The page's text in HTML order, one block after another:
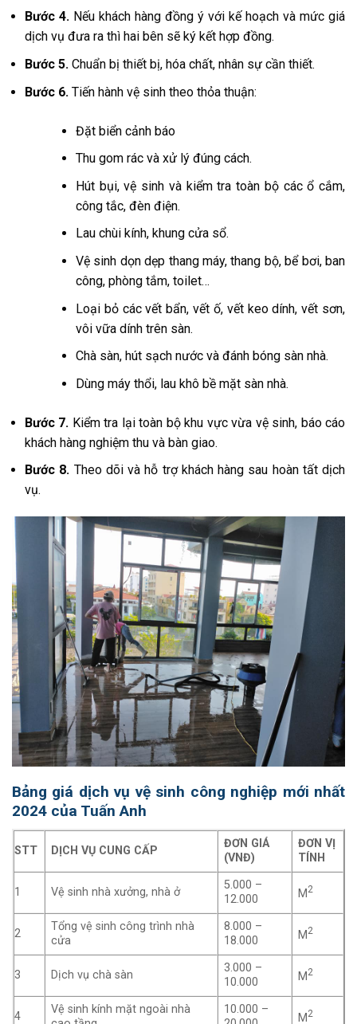
Bước 4. Nếu khách hàng đồng ý với kế hoạch và mức giá
dịch vụ đưa ra thì hai bên sẽ ký kết hợp đồng.
Bước 5. Chuẩn bị thiết bị, hóa chất, nhân sự cần thiết.
Bước 6. Tiến hành vệ sinh theo thỏa thuận:
Đặt biển cảnh báo
Thu gom rác và xử lý đúng cách.
Hút bụi, vệ sinh và kiểm tra toàn bộ các ổ cắm,
công tắc, đèn điện.
Lau chùi kính, khung cửa sổ.
Vệ sinh dọn dẹp thang máy, thang bộ, bể bơi, ban
công, phòng tắm, toilet…
Loại bỏ các vết bẩn, vết ố, vết keo dính, vết sơn,
vôi vữa dính trên sàn.
Chà sàn, hút sạch nước và đánh bóng sàn nhà.
Dùng máy thổi, lau khô bề mặt sàn nhà.
Bước 7. Kiểm tra lại toàn bộ khu vực vừa vệ sinh, báo cáo
khách hàng nghiệm thu và bàn giao.
Bước 8. Theo dõi và hỗ trợ khách hàng sau hoàn tất dịch
vụ.
Bảng giá dịch vụ vệ sinh công nghiệp mới nhất
2024 của Tuấn Anh
STT DỊCH VỤ CUNG CẤP
ĐƠN GIÁ
(VNĐ)
ĐƠN VỊ
TÍNH
1 Vệ sinh nhà xưởng, nhà ở
5.000 –
12.000
M 2
2
Tổng vệ sinh công trình nhà
cửa
8.000 –
18.000
M 2
3 Dịch vụ chà sàn
3.000 –
10.000
M 2
4
Vệ sinh kính mặt ngoài nhà
10.000 –
M 2